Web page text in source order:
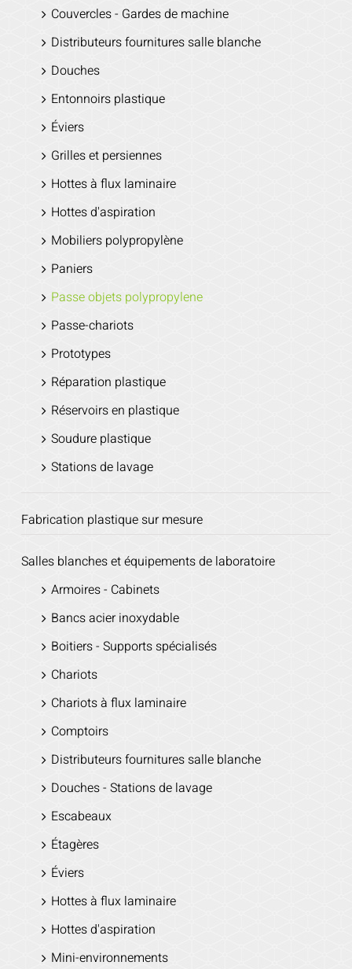
Couvercles - Gardes de machine
Distributeurs fournitures salle blanche
Douches
Entonnoirs plastique
Éviers
Grilles et persiennes
Hottes à flux laminaire
Hottes d'aspiration
Mobiliers polypropylène
Paniers
Passe objets polypropylene
Passe-chariots
Prototypes
Réparation plastique
Réservoirs en plastique
Soudure plastique
Stations de lavage
Fabrication plastique sur mesure
Salles blanches et équipements de laboratoire
Armoires - Cabinets
Bancs acier inoxydable
Boitiers - Supports spécialisés
Chariots
Chariots à flux laminaire
Comptoirs
Distributeurs fournitures salle blanche
Douches - Stations de lavage
Escabeaux
Étagères
Éviers
Hottes à flux laminaire
Hottes d'aspiration
Mini-environnements